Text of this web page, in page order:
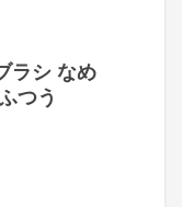
ラシ なめ
つう